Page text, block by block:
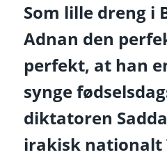
Som lille dreng i
Adnan den
perfekt, at han
synge
diktatoren
irakisk nationalt